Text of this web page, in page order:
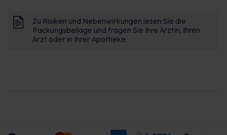
Zu Risiken und Nebenwirkungen lesen Sie die
Packungsbeilage und fragen Sie Ihre Ärztin, Ihren
Arzt oder in Ihrer Apotheke.